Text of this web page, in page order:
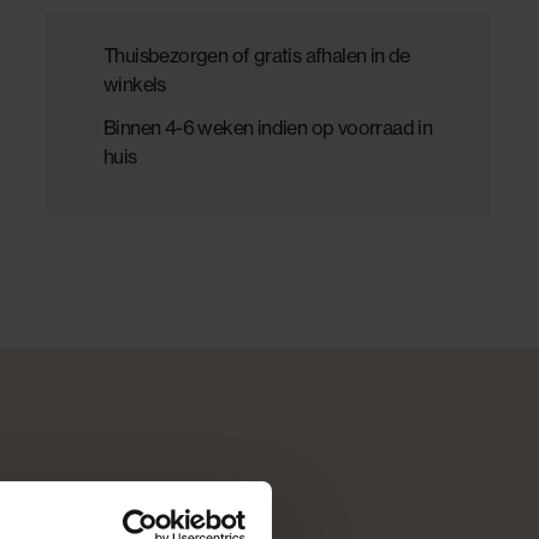
Thuisbezorgen of gratis afhalen in de
winkels
Binnen 4-6 weken indien op voorraad in
huis